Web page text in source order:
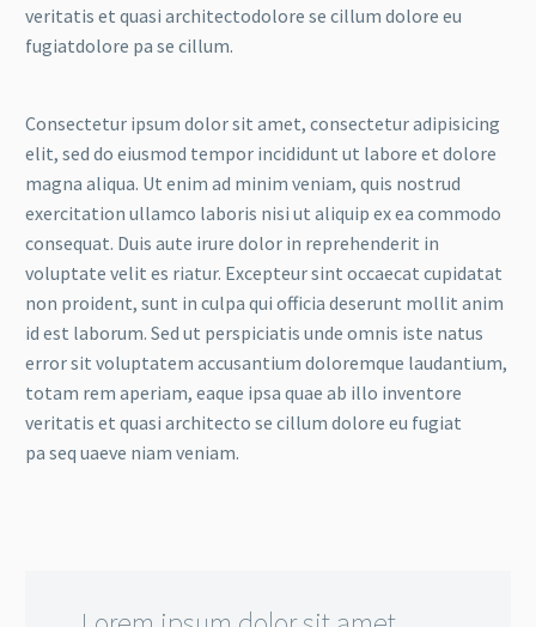
veritatis et quasi architectodolore se cillum dolore eu
fugiatdolore pa se cillum.
Consectetur ipsum dolor sit amet, consectetur adipisicing
elit, sed do eiusmod tempor incididunt ut labore et dolore
magna aliqua. Ut enim ad minim veniam, quis nostrud
exercitation ullamco laboris nisi ut aliquip ex ea commodo
consequat. Duis aute irure dolor in reprehenderit in
voluptate velit es riatur. Excepteur sint occaecat cupidatat
non proident, sunt in culpa qui officia deserunt mollit anim
id est laborum. Sed ut perspiciatis unde omnis iste natus
error sit voluptatem accusantium doloremque laudantium,
totam rem aperiam, eaque ipsa quae ab illo inventore
veritatis et quasi architecto se cillum dolore eu fugiat
pa seq uaeve niam veniam.